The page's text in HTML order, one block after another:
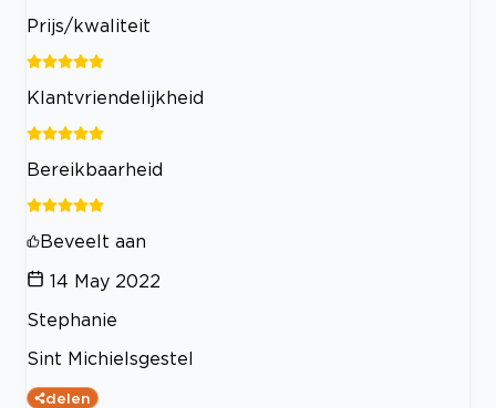
Prijs/kwaliteit
Klantvriendelijkheid
Bereikbaarheid
Beveelt aan
14 May 2022
Stephanie
Sint Michielsgestel
delen